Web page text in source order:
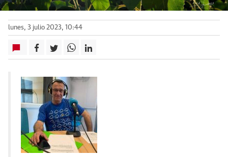
lunes, 3 julio 2023, 10:44